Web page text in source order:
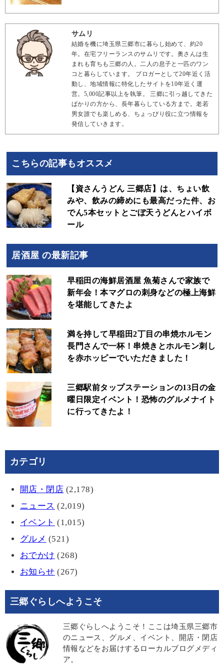
サムリ
結婚を機に埼玉県三郷市に暮らし始めて、約20
年。在宅フリーランスのサムリです。奥さんは生
まれも育ちも三郷の人。二人の息子と一匹のワン
コと暮らしています。 ブロガーとして20年近く活
動し、地域情報に特化したサイトを10年近く運
営。5,000記事以上を執筆。 三郷に引っ越してきた
ばかりの方から、長年暮らしている方まで。老若
男女誰でも楽しめる、ちょっぴり役に立つ情報を
発信していきます。
こちらの記事もオススメ
【資さんうどん 三郷店】は、ちょい飲
みや、飲みの締めにも最高だった件、お
でん5本セットとごぼ天うどんとハイボ
ール
居酒屋 の最新記事
早稲田の海鮮居酒屋 魚菊さんで家族で
新年会！本マグロの刺身などの極上海鮮
を堪能してきたよ
満を持して早稲田2丁目の串焼ホルモン
長門さんで一杯！串焼きとホルモン刺し
を赤ホッピーでいただきました！
三郷駅前タップステーションの13日の金
曜日限定イベント！恐怖のグルメナイト
に行ってきたよ！
カテゴリ
開店・閉店 (2,178)
ニュース (2,019)
イベント (1,015)
グルメ (521)
おでかけ (268)
お知らせ (267)
三郷ぐらしへようこそ
三郷ぐらしへようこそ！ここは埼玉県三郷市
のニュース、グルメ、イベント、開店・閉店
情報などをお届けするローカルブログメディ
ア。